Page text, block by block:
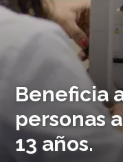
Beneficia
personas
13 años.